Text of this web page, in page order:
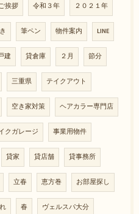
挨拶 令和３年 ２０２１年
筆ペン 物件案内 LINE
建 貸倉庫 ２月 節分
三重県 テイクアウト
空き家対策 ヘアカラー専門店
クガレージ 事業用物件
貸家 貸店舗 貸事務所
立春 恵方巻 お部屋探し
春 ヴェルスパ大分